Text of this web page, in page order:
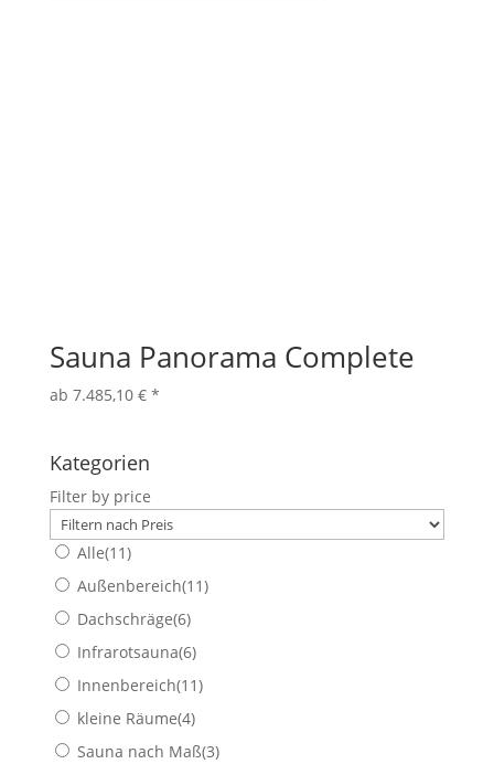
Sauna Panorama Complete
ab 7.485,10 €*
Kategorien
Filter by price
Alle(11)
Außenbereich(11)
Dachschräge(6)
Infrarotsauna(6)
Innenbereich(11)
kleine Räume(4)
Sauna nach Maß(3)